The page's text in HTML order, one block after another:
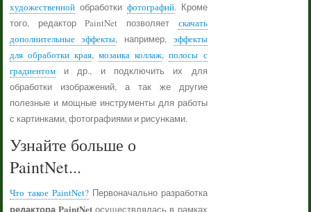
художественнойобработки фотографий. Кроме
того, редактор PaintNet позволяет скачать
дополнительные эффекты, например, эффекты
для обработки края,мозаика коллаж,полосы с
градиентоми др., и подключить их для
обработки изображений, а так же другие
полезные и мощные инструменты для работы
с картинками, фотографиями и рисунками.
Узнайте больше о
PaintNet...
Что такое PaintNet?Первоначально разработка
редактора PaintNet осуществлялась в рамках